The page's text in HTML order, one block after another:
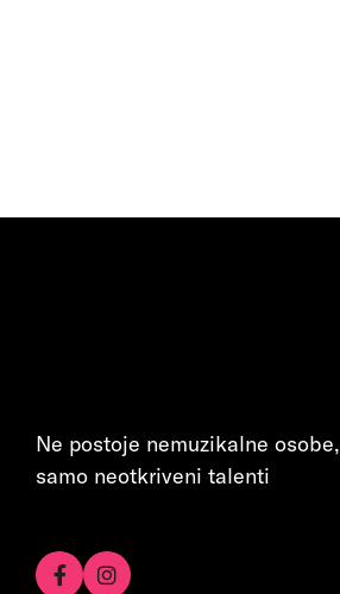
Ne postoje nemuzikalne osobe,
samo neotkriveni talenti
 